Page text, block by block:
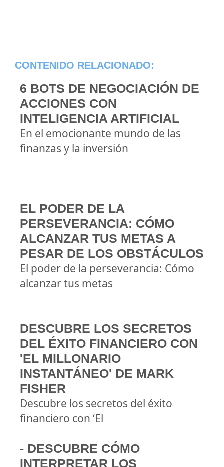
CONTENIDO RELACIONADO:
6 BOTS DE NEGOCIACIÓN DE
ACCIONES CON
INTELIGENCIA ARTIFICIAL
En el emocionante mundo de las
finanzas y la inversión
EL PODER DE LA
PERSEVERANCIA: CÓMO
ALCANZAR TUS METAS A
PESAR DE LOS OBSTÁCULOS
El poder de la perseverancia: Cómo
alcanzar tus metas
DESCUBRE LOS SECRETOS
DEL ÉXITO FINANCIERO CON
'EL MILLONARIO
INSTANTÁNEO' DE MARK
FISHER
Descubre los secretos del éxito
financiero con ‘El
- DESCUBRE CÓMO
INTERPRETAR LOS